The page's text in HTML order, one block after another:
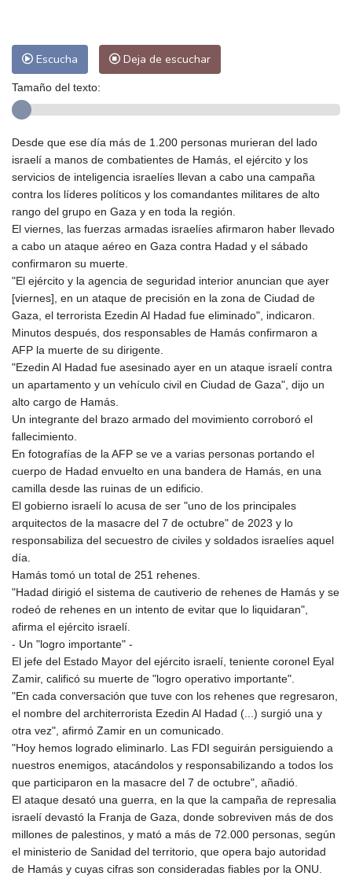
Caracas
27 °C Managua
Panama City
27 °C
Escucha Deja de escuchar
Tamaño del texto:
Desde que ese día más de 1.200 personas murieran del lado
israelí a manos de combatientes de Hamás, el ejército y los
servicios de inteligencia israelíes llevan a cabo una campaña
contra los líderes políticos y los comandantes militares de alto
rango del grupo en Gaza y en toda la región.
El viernes, las fuerzas armadas israelíes afirmaron haber llevado
a cabo un ataque aéreo en Gaza contra Hadad y el sábado
confirmaron su muerte.
"El ejército y la agencia de seguridad interior anuncian que ayer
[viernes], en un ataque de precisión en la zona de Ciudad de
Gaza, el terrorista Ezedin Al Hadad fue eliminado", indicaron.
Minutos después, dos responsables de Hamás confirmaron a
AFP la muerte de su dirigente.
"Ezedin Al Hadad fue asesinado ayer en un ataque israelí contra
un apartamento y un vehículo civil en Ciudad de Gaza", dijo un
alto cargo de Hamás.
Un integrante del brazo armado del movimiento corroboró el
fallecimiento.
En fotografías de la AFP se ve a varias personas portando el
cuerpo de Hadad envuelto en una bandera de Hamás, en una
camilla desde las ruinas de un edificio.
El gobierno israelí lo acusa de ser "uno de los principales
arquitectos de la masacre del 7 de octubre" de 2023 y lo
responsabiliza del secuestro de civiles y soldados israelíes aquel
día.
Hamás tomó un total de 251 rehenes.
"Hadad dirigió el sistema de cautiverio de rehenes de Hamás y se
rodeó de rehenes en un intento de evitar que lo liquidaran",
afirma el ejército israelí.
- Un "logro importante" -
El jefe del Estado Mayor del ejército israelí, teniente coronel Eyal
Zamir, calificó su muerte de "logro operativo importante".
"En cada conversación que tuve con los rehenes que regresaron,
el nombre del architerrorista Ezedin Al Hadad (...) surgió una y
otra vez", afirmó Zamir en un comunicado.
"Hoy hemos logrado eliminarlo. Las FDI seguirán persiguiendo a
nuestros enemigos, atacándolos y responsabilizando a todos los
que participaron en la masacre del 7 de octubre", añadió.
El ataque desató una guerra, en la que la campaña de represalia
israelí devastó la Franja de Gaza, donde sobreviven más de dos
millones de palestinos, y mató a más de 72.000 personas, según
el ministerio de Sanidad del territorio, que opera bajo autoridad
de Hamás y cuyas cifras son consideradas fiables por la ONU.